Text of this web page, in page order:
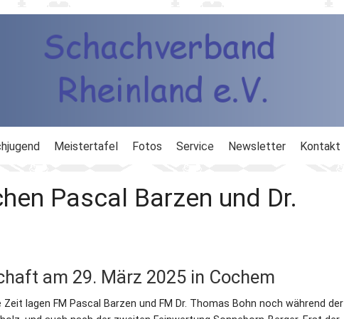
Meistertafel Fotos Service
Schachlinks
Newsletter Kontakt
Pascal Barzen und Dr.
am 29. März 2025 in Cochem
lagen FM Pascal Barzen und FM Dr. Thomas Bohn noch während der